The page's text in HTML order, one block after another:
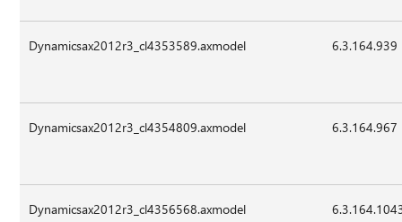
Dynamicsax2012r3_cl4353589.axmodel 6.3.164.939
Dynamicsax2012r3_cl4354809.axmodel 6.3.164.967
Dynamicsax2012r3_cl4356568.axmodel